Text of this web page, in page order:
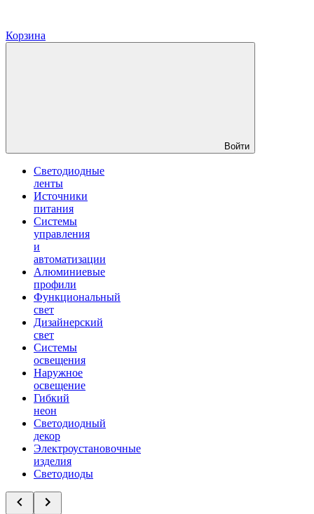
Корзина
Войти
Светодиодные
ленты
Источники
питания
Системы
управления
и
автоматизации
Алюминиевые
профили
Функциональный
свет
Дизайнерский
свет
Системы
освещения
Наружное
освещение
Гибкий
неон
Светодиодный
декор
Электроустановочные
изделия
Светодиоды